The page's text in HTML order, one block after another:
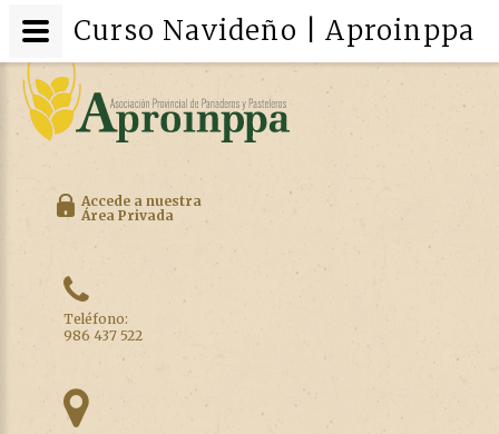
Accede a nuestra
Área Privada
Teléfono:
986 437 522
Curso Navideño | Aproinppa